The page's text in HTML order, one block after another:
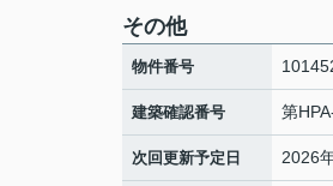
その他
物件番号
建築確認番号 第
次回更新予定日 2026